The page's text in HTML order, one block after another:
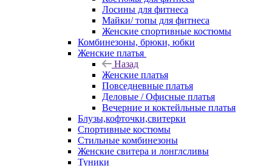
Лосины для фитнеса
Майки/ топы для фитнеса
Женские спортивные костюмы
Комбинезоны, брюки, юбки
Женские платья
Назад
Женские платья
Повседневные платья
Деловые / Офисные платья
Вечерние и коктейльные платья
Блузы,кофточки,свитерки
Спортивные костюмы
Стильные комбинезоны
Женские свитера и лонглсливы
Туники